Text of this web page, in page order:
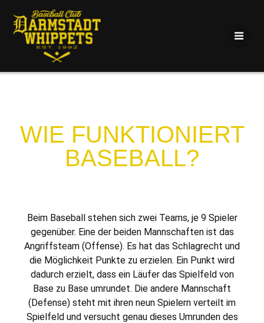
WIE FUNKTIONIERT
BASEBALL?
Beim Baseball stehen sich zwei Teams, je 9 Spieler
gegenüber. Eine der beiden Mannschaften ist das
Angriffsteam (Offense). Es hat das Schlagrecht und
die Möglichkeit Punkte zu erzielen. Ein Punkt wird
dadurch erzielt, dass ein Läufer das Spielfeld von
Base zu Base umrundet. Die andere Mannschaft
(Defense) steht mit ihren neun Spielern verteilt im
Spielfeld und versucht genau dieses Umrunden des